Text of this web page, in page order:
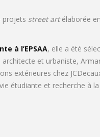
projets street artélaborée
à l’EPSAA, elle a été
architecte et urbaniste,
extérieures chez
étudiante et recherche à